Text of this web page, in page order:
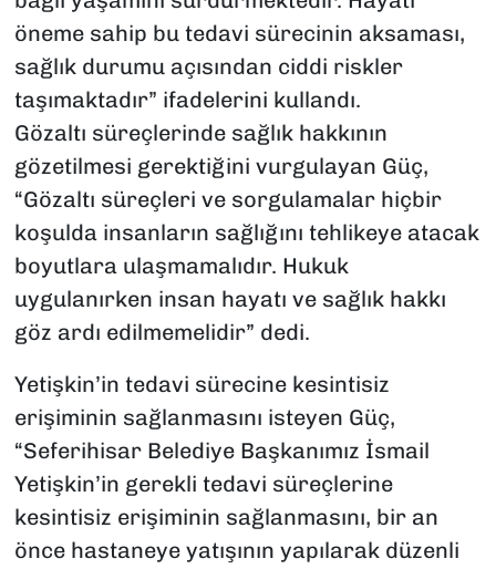
öneme sahip bu tedavi sürecinin aksaması,
sağlık durumu açısından ciddi riskler
taşımaktadır” ifadelerini kullandı.
Gözaltı süreçlerinde sağlık hakkının
gözetilmesi gerektiğini vurgulayan Güç,
“Gözaltı süreçleri ve sorgulamalar hiçbir
koşulda insanların sağlığını tehlikeye atacak
boyutlara ulaşmamalıdır. Hukuk
uygulanırken insan hayatı ve sağlık hakkı
göz ardı edilmemelidir” dedi.
Yetişkin’in tedavi sürecine kesintisiz
erişiminin sağlanmasını isteyen Güç,
“Seferihisar Belediye Başkanımız İsmail
Yetişkin’in gerekli tedavi süreçlerine
kesintisiz erişiminin sağlanmasını, bir an
önce hastaneye yatışının yapılarak düzenli